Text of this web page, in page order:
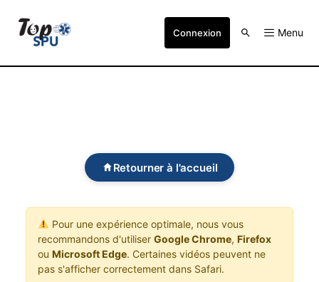
Connexion Menu
Retourner à l'accueil
Pour une expérience optimale, nous vous
recommandons d'utiliser Google Chrome, Firefox
ou Microsoft Edge. Certaines vidéos peuvent ne
pas s'afficher correctement dans Safari.